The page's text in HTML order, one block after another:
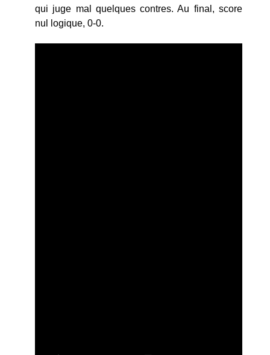
qui juge mal quelques contres. Au final, score
nul logique, 0-0.